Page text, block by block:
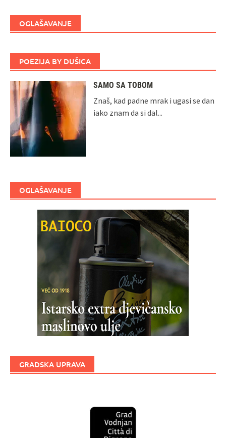
OGLAŠAVANJE
POEZIJA BY DUŠICA
SAMO SA TOBOM
Znaš, kad padne mrak i ugasi se dan
iako znam da si dal...
OGLAŠAVANJE
GRADSKA UPRAVA